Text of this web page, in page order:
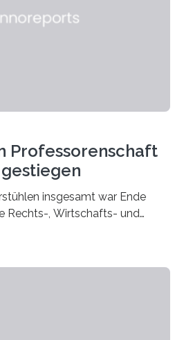
Professorenschaft
insgesamt war Ende
Rechts-, Wirtschafts- und